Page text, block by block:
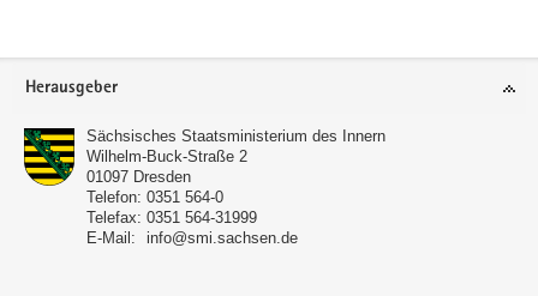
Footer-
Herausgeber
Sächsisches Staatsministerium des Innern
Wilhelm-Buck-Straße 2
01097 Dresden
Telefon: 0351 564-0
Telefax: 0351 564-31999
E-Mail:
info@smi.sachsen.de